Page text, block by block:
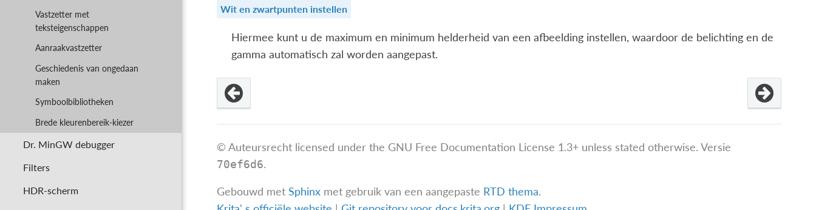
Vastzetter met
teksteigenschappen
Aanraakvastzetter
Geschiedenis van ongedaan
maken
Symboolbibliotheken
Brede kleurenbereik-kiezer
Dr. MinGW debugger
Filters
HDR-scherm
Wit en zwartpunten instellen
Hiermee kunt u de maximum en minimum helderheid van een afbeelding instellen, waardoor de belichting en de
gamma automatisch zal worden aangepast.
© Auteursrecht licensed under the GNU Free Documentation License 1.3+ unless stated otherwise. Versie
70ef6d6.
Gebouwd met Sphinxmet gebruik van een aangepaste RTD thema.